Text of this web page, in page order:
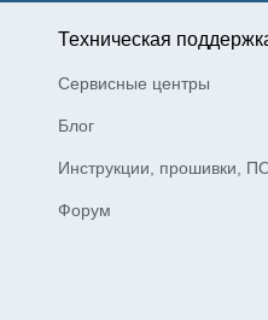
Техническая
Сервисные центры
Блог
Инструкции, прошивки,
Форум